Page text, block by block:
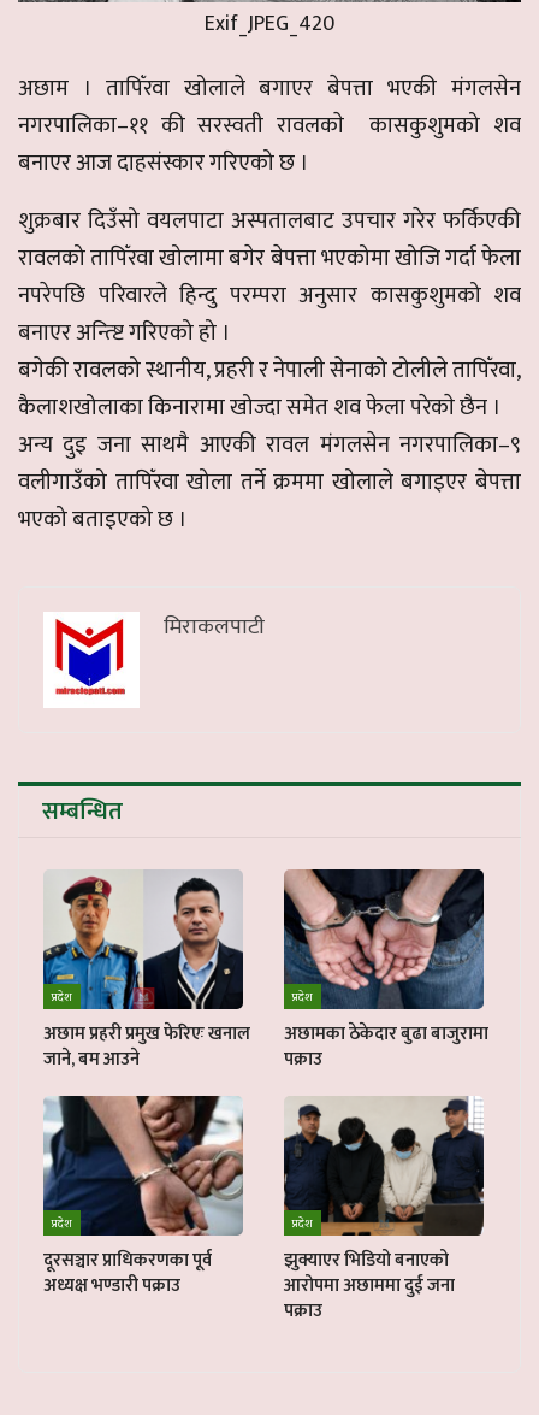
Exif_JPEG_420
अछाम । तापिँरवा खोलाले बगाएर बेपत्ता भएकी मंगलसेन
नगरपालिका–११ की सरस्वती रावलकाे कासकुशुमको शव
बनाएर आज दाहसंस्कार गरिएको छ ।
शुक्रबार दिउँसो वयलपाटा अस्पतालबाट उपचार गरेर फर्किएकी
रावलको तापिँरवा खोलामा बगेर बेपत्ता भएकोमा खोजि गर्दा फेला
नपरेपछि परिवारले हिन्दु परम्परा अनुसार कासकुशुमको शव
बनाएर अन्त्ष्टि गरिएको हो ।
बगेकी रावलको स्थानीय, प्रहरी र नेपाली सेनाको टोलीले तापिँरवा,
कैलाशखोलाका किनारामा खोज्दा समेत शव फेला परेकाे छैन ।
अन्य दुइ जना साथमै आएकी रावल मंगलसेन नगरपालिका–९
वलीगाउँको तापिँरवा खोला तर्ने क्रममा खोलाले बगाइएर बेपत्ता
भएको बताइएको छ ।
मिराकलपाटी
सम्बन्धित
प्रदेश
अछाम प्रहरी प्रमुख फेरिएः खनाल
जाने, बम आउने
प्रदेश
अछामका ठेकेदार बुढा बाजुरामा
पक्राउ
प्रदेश
दूरसञ्चार प्राधिकरणका पूर्व
अध्यक्ष भण्डारी पक्राउ
प्रदेश
झुक्याएर भिडियो बनाएको
आरोपमा अछाममा दुई जना
पक्राउ